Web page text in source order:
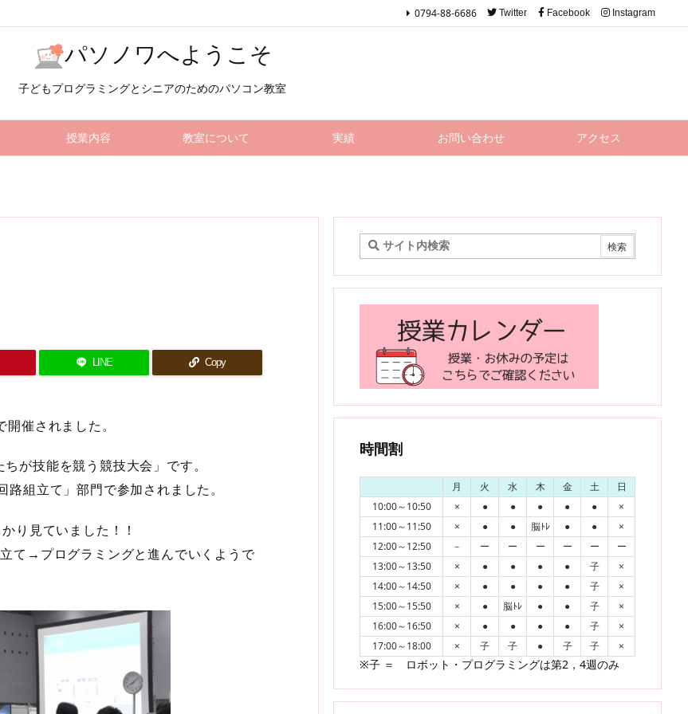
パソノワへようこそ
子どもプログラミングとシニアのためのパソコン教室
授業内容 教室について 実績 お問い合わせ アクセス
0794-88-6686 Twitter Facebook Instagram
LINE Copy
催されました。
が技能を競う競技大会」です。
組立て」部門で参加されました。
り見ていました！！
て→プログラミングと進んでいくようで
時間割
月 火 水 木 金 土
日
10:00～10:50
× ● ● ● ● ●
×
11:00～11:50
× ● ● 脳ﾄﾚ ● ●
×
12:00～12:50
－ ー ー ー ー ー
ー
13:00～13:50
× ● ● ● ● 子
×
14:00～14:50
× ● ● ● ● 子
×
15:00～15:50
× ● 脳ﾄﾚ ● ● 子
×
16:00～16:50
× ● ● ● ● 子
×
17:00～18:00
× 子 子 ● 子 子 ×
※子 ＝ ロボット・プログラミングは第2，4週のみ